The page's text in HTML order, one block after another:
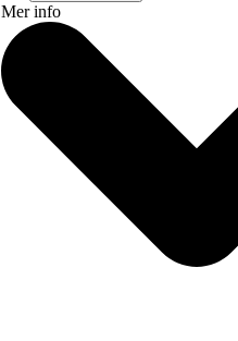
Mer info